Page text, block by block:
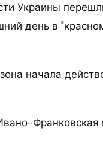
Украины
день в
начала
Франковская